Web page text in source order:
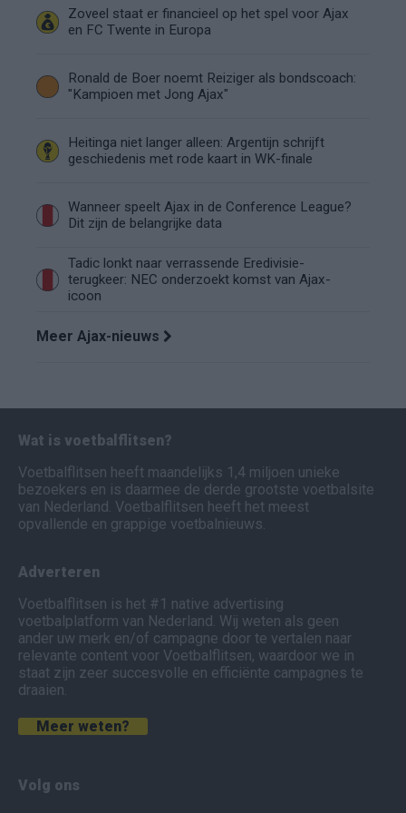
Zoveel staat er financieel op het spel voor Ajax
en FC Twente in Europa
Ronald de Boer noemt Reiziger als bondscoach:
"Kampioen met Jong Ajax"
Heitinga niet langer alleen: Argentijn schrijft
geschiedenis met rode kaart in WK-finale
Wanneer speelt Ajax in de Conference League?
Dit zijn de belangrijke data
Tadic lonkt naar verrassende Eredivisie-
terugkeer: NEC onderzoekt komst van Ajax-
icoon
Meer Ajax-nieuws
Wat is voetbalflitsen?
Voetbalflitsen heeft maandelijks 1,4 miljoen unieke
bezoekers en is daarmee de derde grootste voetbalsite
van Nederland. Voetbalflitsen heeft het meest
opvallende en grappige voetbalnieuws.
Adverteren
Voetbalflitsen is het #1 native advertising
voetbalplatform van Nederland. Wij weten als geen
ander uw merk en/of campagne door te vertalen naar
relevante content voor Voetbalflitsen, waardoor we in
staat zijn zeer succesvolle en efficiënte campagnes te
draaien.
Meer weten?
Volg ons